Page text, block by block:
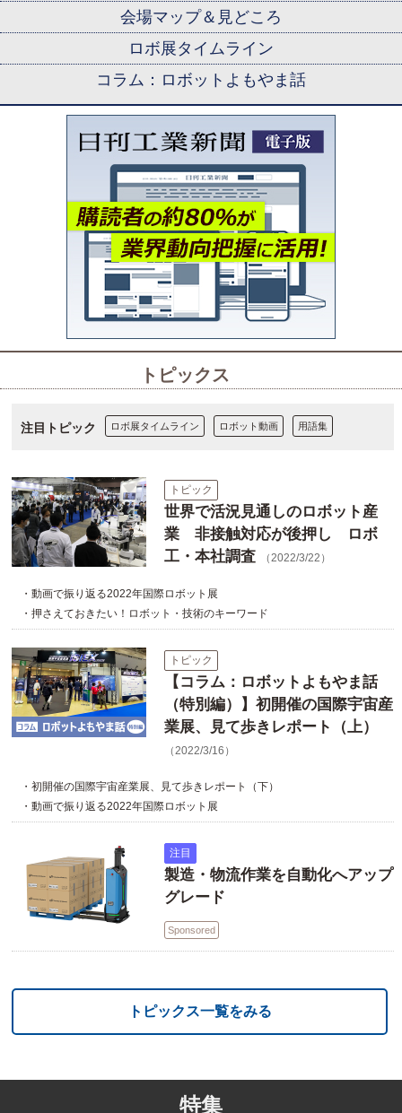
会場マップ＆見どころ
ロボ展タイムライン
コラム：ロボットよもやま話
トピックス
注目トピック ロボ展タイムライン ロボット動画 用語集
トピック
世界で活況見通しのロボット産
業 非接触対応が後押し ロボ
工・本社調査
（2022/3/22）
・動画で振り返る2022年国際ロボット展
・押さえておきたい！ロボット・技術のキーワード
トピック
【コラム：ロボットよもやま話
（特別編）】初開催の国際宇宙産
業展、見て歩きレポート（上）
（2022/3/16）
・初開催の国際宇宙産業展、見て歩きレポート（下）
・動画で振り返る2022年国際ロボット展
注目
製造・物流作業を自動化へアップ
グレード
Sponsored
トピックス一覧をみる
特集